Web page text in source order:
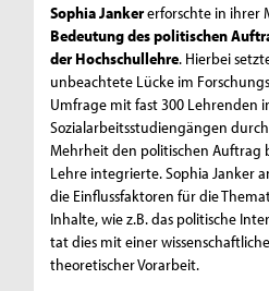
Sophia Jankererforschte in ihrer
Bedeutung des politischen
der Hochschullehre. Hierbei
unbeachtete Lücke im
Umfrage mit fast 300 Lehrenden
Sozialarbeitsstudiengängen
Mehrheit den politischen
Lehre integrierte. Sophia Janker
die Einflussfaktoren für die
Inhalte, wie z.B. das politische
tat dies mit einer
theoretischer Vorarbeit.